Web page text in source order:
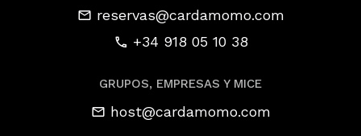
reservas@cardamomo.com
+34 918 05 10 38
GRUPOS, EMPRESAS Y MICE
host@cardamomo.com